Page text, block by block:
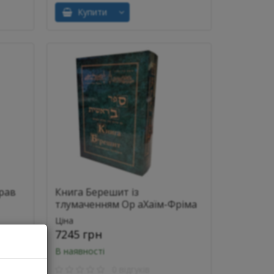
Купити
Книга Берешит із
тлумаченням Ор аХаїм-Фріма
Гурфінкеля
Ціна
7245 грн
В наявності